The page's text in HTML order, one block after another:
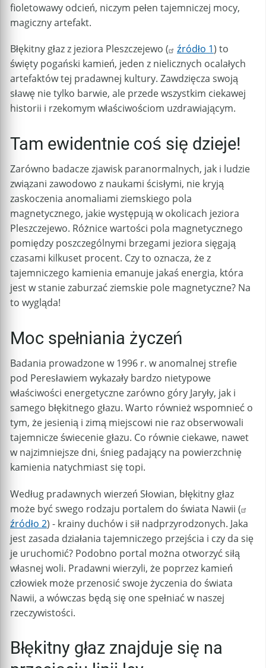
fioletowawy odcień, niczym pełen tajemniczej mocy,
magiczny artefakt.
Błękitny głaz z jeziora Pleszczejewo ( źródło 1) to
święty pogański kamień, jeden z nielicznych ocalałych
artefaktów tej pradawnej kultury. Zawdzięcza swoją
sławę nie tylko barwie, ale przede wszystkim ciekawej
historii i rzekomym właściwościom uzdrawiającym.
Tam ewidentnie coś się dzieje!
Zarówno badacze zjawisk paranormalnych, jak i ludzie
związani zawodowo z naukami ścisłymi, nie kryją
zaskoczenia anomaliami ziemskiego pola
magnetycznego, jakie występują w okolicach jeziora
Pleszczejewo. Różnice wartości pola magnetycznego
pomiędzy poszczególnymi brzegami jeziora sięgają
czasami kilkuset procent. Czy to oznacza, że z
tajemniczego kamienia emanuje jakaś energia, która
jest w stanie zaburzać ziemskie pole magnetyczne? Na
to wygląda!
Moc spełniania życzeń
Badania prowadzone w 1996 r. w anomalnej strefie
pod Peresławiem wykazały bardzo nietypowe
właściwości energetyczne zarówno góry Jaryły, jak i
samego błękitnego głazu. Warto również wspomnieć o
tym, że jesienią i zimą miejscowi nie raz obserwowali
tajemnicze świecenie głazu. Co równie ciekawe, nawet
w najzimniejsze dni, śnieg padający na powierzchnię
kamienia natychmiast się topi.
Według pradawnych wierzeń Słowian, błękitny głaz
może być swego rodzaju portalem do świata Nawii (
źródło 2) - krainy duchów i sił nadprzyrodzonych. Jaka
jest zasada działania tajemniczego przejścia i czy da się
je uruchomić? Podobno portal można otworzyć siłą
własnej woli. Pradawni wierzyli, że poprzez kamień
człowiek może przenosić swoje życzenia do świata
Nawii, a wówczas będą się one spełniać w naszej
rzeczywistości.
Błękitny głaz znajduje się na